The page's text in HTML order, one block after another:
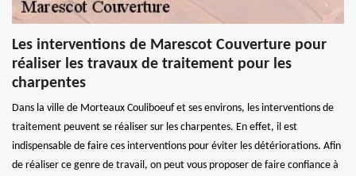
Les interventions de Marescot Couverture pour
réaliser les travaux de traitement pour les
charpentes
Dans la ville de Morteaux Couliboeuf et ses environs, les interventions de
traitement peuvent se réaliser sur les charpentes. En effet, il est
indispensable de faire ces interventions pour éviter les détériorations. Afin
de réaliser ce genre de travail, on peut vous proposer de faire confiance à